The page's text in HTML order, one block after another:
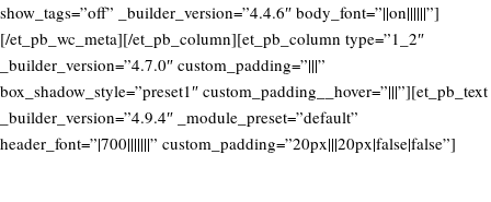
show_tags=”off” _builder_version=”4.4.6″ body_font=”||on||||||”]
[/et_pb_wc_meta][/et_pb_column][et_pb_column type=”1_2″
_builder_version=”4.7.0″ custom_padding=”|||”
box_shadow_style=”preset1″ custom_padding__hover=”|||”][et_pb_text
_builder_version=”4.9.4″ _module_preset=”default”
header_font=”|700|||||||” custom_padding=”20px|||20px|false|false”]